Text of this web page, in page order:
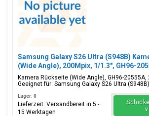
Samsung Galaxy S26 Ultra (S948B)
(Wide Angle), 200Mpix, 1/1.3", GH96-
Kamera Rückseite (Wide Angle), GH96-20555A,
Geeignet für: Samsung Galaxy S26 Ultra (S948B)
Lager: 0
Lieferzeit: Versandbereit in 5 -
15 Werktagen